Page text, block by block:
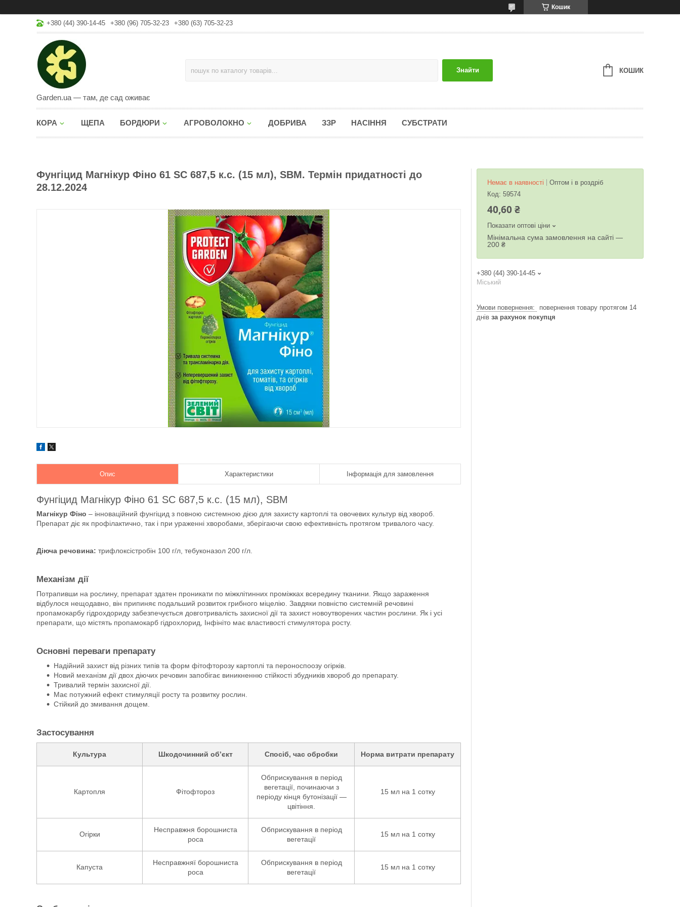
Кошик
+380 (44) 390-14-45 +380 (96) 705-32-23 +380 (63) 705-32-23
Garden.ua — там, де сад оживає
Знайти КОШИК
КОРА ЩЕПА БОРДЮРИ АГРОВОЛОКНО ДОБРИВА ЗЗР НАСІННЯ СУБСТРАТИ
Фунгіцид Магнікур Фіно 61 SC 687,5 к.с. (15 мл), SBM. Термін придатності до
28.12.2024
Опис Характеристики Інформація для замовлення
Фунгіцид Магнікур Фіно 61 SC 687,5 к.с. (15 мл), SBM
Магнікур Фіно – інноваційний фунгіцид з повною системною дією для захисту картоплі та овочевих культур від хвороб.
Препарат діє як профілактично, так і при ураженні хворобами, зберігаючи свою ефективність протягом тривалого часу.
Діюча речовина: трифлоксістробін 100 г/л, тебуконазол 200 г/л.
Механізм дії
Потрапивши на рослину, препарат здатен проникати по міжклітинних проміжках всередину тканини. Якщо зараження
відбулося нещодавно, він припиняє подальший розвиток грибного міцелію. Завдяки повністю системній речовині
пропамокарбу гідрохдориду забезпечується довготривалість захисної дії та захист новоутворених частин рослини. Як і усі
препарати, що містять пропамокарб гідрохлорид, Інфініто має властивості стимулятора росту.
Основні переваги препарату
Надійний захист від різних типів та форм фітофторозу картоплі та пероноспоозу огірків.
Новий механізм дії двох діючих речовин запобігає виникненню стійкості збудників хвороб до препарату.
Тривалий термін захисної дії.
Має потужний ефект стимуляції росту та розвитку рослин.
Стійкий до змивання дощем.
Застосування
Культура Шкодочинний об’єкт Спосіб, час обробки Норма витрати препарату
Картопля Фітофтороз
Обприскування в період
вегетації, починаючи з
періоду кінця бутонізації —
цвітіння.
15 мл на 1 сотку
Огірки
Несправжня борошниста
роса
Обприскування в період
вегетації
15 мл на 1 сотку
Капуста
Несправжняї борошниста
роса
Обприскування в період
вегетації
15 мл на 1 сотку
Немає в наявності
Оптом і в роздріб
Код: 59574
40,60 ₴
Показати оптові ціни
Мінімальна сума замовлення на сайті —
200 ₴
+380 (44) 390-14-45
Міський
повернення товару протягом 14
днів за рахунок покупця